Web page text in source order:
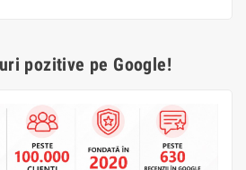
pozitive pe Google!